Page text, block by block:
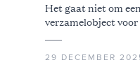
Het gaat niet om
verzamelobject
29 DECEMBER